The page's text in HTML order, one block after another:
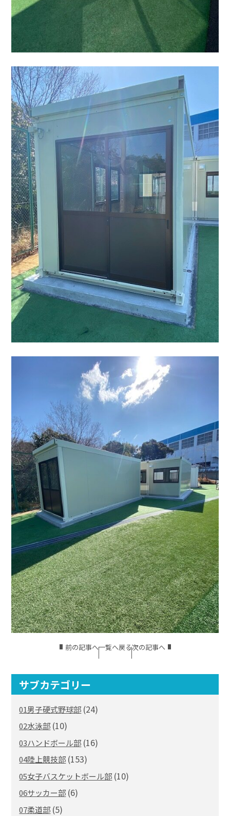
前の記事へ一覧へ戻る次の記事へ
サブカテゴリー
01男子硬式野球部 (24)
02水泳部 (10)
03ハンドボール部 (16)
04陸上競技部 (153)
05女子バスケットボール部 (10)
06サッカー部 (6)
07柔道部 (5)